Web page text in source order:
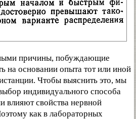
причины, побуждающие
на основании опыта тот или иной
Чтобы выяснить это, мы
индивидуального способа
влияют свойства нервной
как в лабораторных